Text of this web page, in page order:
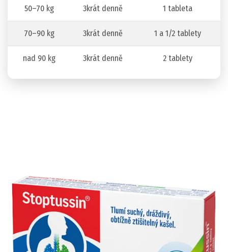
50–70 kg 3krát denně 1 tableta
70–90 kg 3krát denně 1 a 1/2 tablety
nad 90 kg 3krát denně 2 tablety